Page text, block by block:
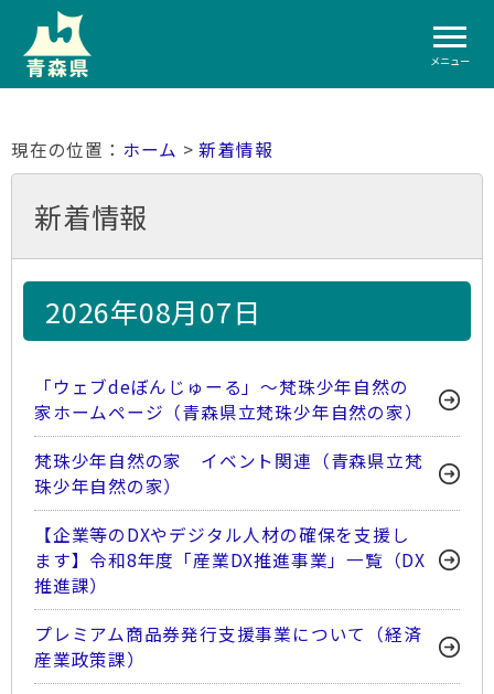
メニュー
ホーム >新着情報
新着情報
2026年08月07日
「ウェブdeぼんじゅーる」～梵珠少年自然の
家ホームページ（青森県立梵珠少年自然の家）
梵珠少年自然の家 イベント関連（青森県立梵
珠少年自然の家）
【企業等のDXやデジタル人材の確保を支援し
ます】令和8年度「産業DX推進事業」一覧（DX
推進課）
プレミアム商品券発行支援事業について（経済
産業政策課）